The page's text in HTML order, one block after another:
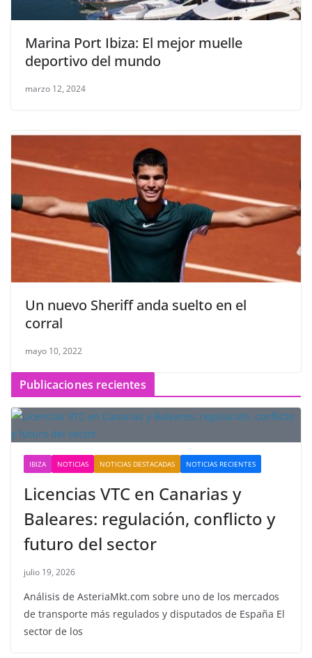
Marina Port Ibiza: El mejor muelle
deportivo del mundo
marzo 12, 2024
Un nuevo Sheriff anda suelto en el
corral
mayo 10, 2022
Publicaciones recientes
IBIZA NOTICIAS NOTICIAS DESTACADAS NOTICIAS RECIENTES
Licencias VTC en Canarias y
Baleares: regulación, conflicto y
futuro del sector
julio 19, 2026
Análisis de AsteriaMkt.com sobre uno de los mercados
de transporte más regulados y disputados de España El
sector de los